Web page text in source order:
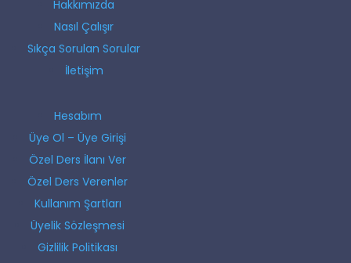
Hakkımızda
Nasıl Çalışır
Sıkça Sorulan Sorular
İletişim
Hesabım
Üye Ol – Üye Girişi
Özel Ders İlanı Ver
Özel Ders Verenler
Kullanım Şartları
Üyelik Sözleşmesi
Gizlilik Politikası